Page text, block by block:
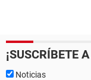
¡SUSCRÍBETE
Noticias